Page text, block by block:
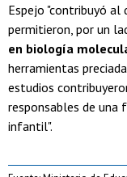
Espejo "contribuyó al
permitieron, por un
en biología
herramientas
estudios
responsables de
infantil".